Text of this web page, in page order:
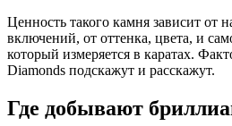
Ценность такого камня зависит от
включений, от оттенка, цвета, и
который измеряется в каратах.
Diamonds подскажут и расскажут.
Где добывают